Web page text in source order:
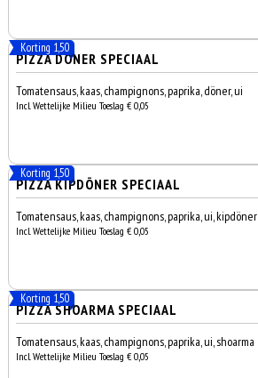
Korting 1,50
PIZZA DÖNER SPECIAAL
Tomatensaus, kaas, champignons, paprika, döner, ui
Incl. Wettelijke Milieu Toeslag € 0,05
Korting 1,50
PIZZA KIPDÖNER SPECIAAL
Tomatensaus, kaas, champignons, paprika, ui, kipdöner
Incl. Wettelijke Milieu Toeslag € 0,05
Korting 1,50
PIZZA SHOARMA SPECIAAL
Tomatensaus, kaas, champignons, paprika, ui, shoarma
Incl. Wettelijke Milieu Toeslag € 0,05